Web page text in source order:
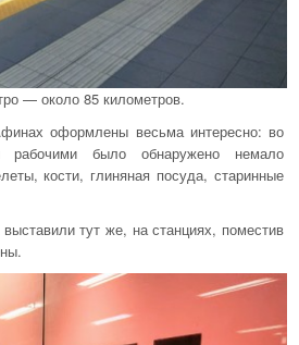
— около 85 километров.
оформлены весьма интересно: во
рабочими было обнаружено немало
кости, глиняная посуда, старинные
тут же, на станциях, поместив